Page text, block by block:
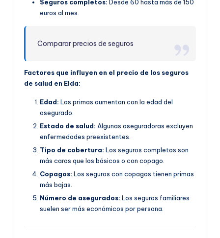
Seguros completos: Desde 60 hasta más de 150
euros al mes.
Comparar precios de seguros
Factores que influyen en el precio de los seguros
de salud en Elda:
Edad: Las primas aumentan con la edad del
asegurado.
Estado de salud: Algunas aseguradoras excluyen
enfermedades preexistentes.
Tipo de cobertura: Los seguros completos son
más caros que los básicos o con copago.
Copagos: Los seguros con copagos tienen primas
más bajas.
Número de asegurados: Los seguros familiares
suelen ser más económicos por persona.